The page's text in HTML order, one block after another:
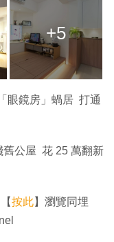
+5
眼鏡房」蝸居 打通
舊公屋 花 25 萬翻新
按此】瀏覽同埋